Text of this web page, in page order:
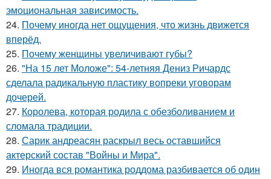
эмоциональная зависимость.
24. Почему иногда нет ощущения, что жизнь движется
вперёд.
25. Почему женщины увеличивают губы?
26. "На 15 лет Моложе": 54-летняя Дениз Ричардс
сделала радикальную пластику вопреки уговорам
дочерей.
27. Королева, которая родила с обезболиванием и
сломала традиции.
28. Сарик андреасян раскрыл весь оставшийся
актерский состав "Войны и Мира".
29. Иногда вся романтика роддома разбивается об один